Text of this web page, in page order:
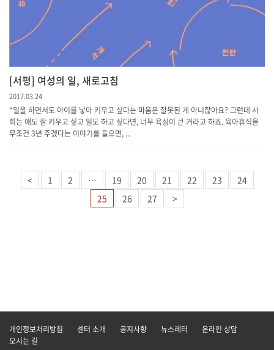
[서평] 여성의 일, 새로고침
2017.03.24
“일을 하면서도 아이를 낳아 키우고 싶다는 마음은 잘못된 게 아니잖아요? 그런데 사
회는 애도 잘 키우고 싶고 일도 하고 싶다면, 너무 욕심이 큰 거라고 하죠. 육아휴직을
무조건 3년 주겠다는 이야기를 들으면, ...
< 1 2 … 19 20 21 22 23
24
25
26 27 >
개인정보처리방침 센터 소개 공지사항 뉴스레터
온라인 상담
오시는 길